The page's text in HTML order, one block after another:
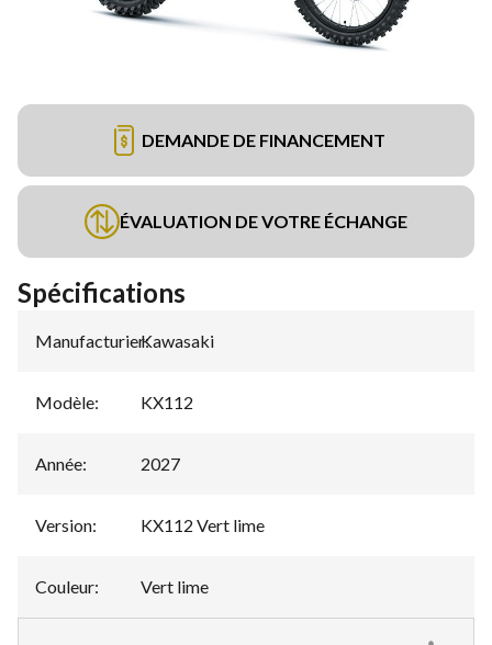
DEMANDE DE FINANCEMENT
ÉVALUATION DE VOTRE ÉCHANGE
Spécifications
Manufacturier:
Kawasaki
Modèle: KX112
Année: 2027
Version: KX112 Vert lime
Couleur: Vert lime